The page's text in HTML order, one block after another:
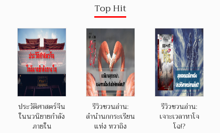
Top Hit
ประวัติศาสตร์จีน
ในนวนิยายกำลัง
ภายใน
รีวิวชวนอ่าน:
ลำนำนกกระเรียน
แห่ง หวาถิง
รีวิวชวนอ่าน:
เจาะเวลาหาโจ
โฉ!?